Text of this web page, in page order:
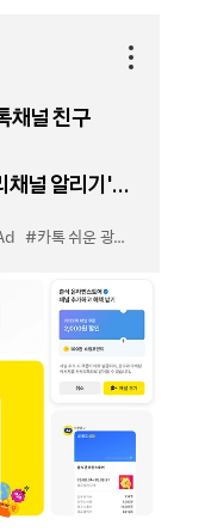
채널 친구
채널 알리기'
#카톡 쉬운 광고